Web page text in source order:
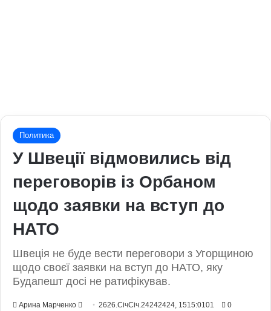
Политика
У Швеції відмовились від
переговорів із Орбаном
щодо заявки на вступ до
НАТО
Швеція не буде вести переговори з Угорщиною
щодо своєї заявки на вступ до НАТО, яку
Будапешт досі не ратифікував.
Арина Марченко
Send2626.СічСіч.24242424, 1515:0101 0